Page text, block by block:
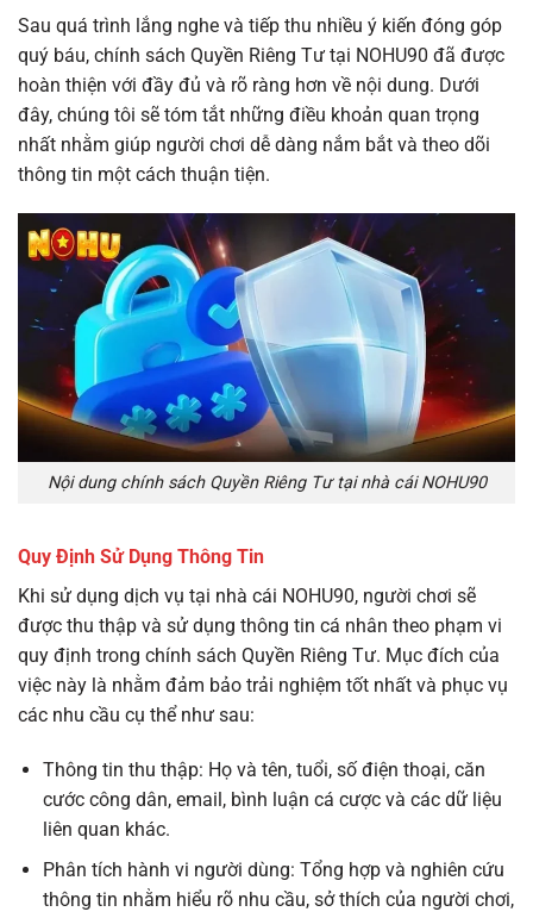
Sau quá trình lắng nghe và tiếp thu nhiều ý kiến đóng góp
quý báu, chính sách Quyền Riêng Tư tại NOHU90 đã được
hoàn thiện với đầy đủ và rõ ràng hơn về nội dung. Dưới
đây, chúng tôi sẽ tóm tắt những điều khoản quan trọng
nhất nhằm giúp người chơi dễ dàng nắm bắt và theo dõi
thông tin một cách thuận tiện.
Nội dung chính sách Quyền Riêng Tư tại nhà cái NOHU90
Quy Định Sử Dụng Thông Tin
Khi sử dụng dịch vụ tại nhà cái NOHU90, người chơi sẽ
được thu thập và sử dụng thông tin cá nhân theo phạm vi
quy định trong chính sách Quyền Riêng Tư. Mục đích của
việc này là nhằm đảm bảo trải nghiệm tốt nhất và phục vụ
các nhu cầu cụ thể như sau:
Thông tin thu thập: Họ và tên, tuổi, số điện thoại, căn
cước công dân, email, bình luận cá cược và các dữ liệu
liên quan khác.
Phân tích hành vi người dùng: Tổng hợp và nghiên cứu
thông tin nhằm hiểu rõ nhu cầu, sở thích của người chơi,